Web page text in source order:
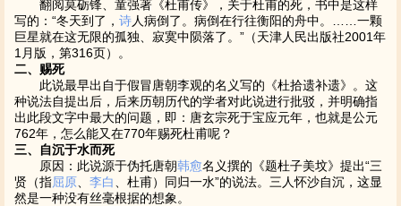
翻阅莫砺锋、童强著《杜甫传》，关于杜甫的死，书中是这样
写的：“冬天到了， 诗人病倒了。病倒在行往衡阳的舟中。……一颗
巨星就在这无限的孤独、寂寞中陨落了。”（天津人民出版社2001年
1月版，第316页）。
二、赐死
此说最早出自于假冒唐朝李观的名义写的《杜拾遗补遗》。这
种说法自提出后，后来历朝历代的学者对此说进行批驳，并明确指
出此段文字中最大的问题，即：唐玄宗死于宝应元年，也就是公元
762年，怎么能又在770年赐死杜甫呢？
三、自沉于水而死
原因：此说源于伪托唐朝韩愈名义撰的《题杜子美坟》提出“三
贤（指屈原 李白
、杜甫）同归一水”的说法。三人怀沙自沉，这显
然是一种没有丝毫根据的想象。